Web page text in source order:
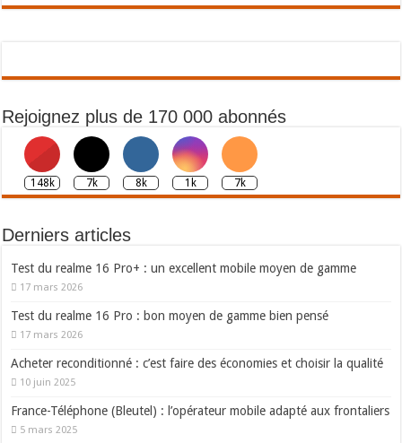
Rejoignez plus de 170 000 abonnés
148k 7k 8k 1k 7k
Derniers articles
Test du realme 16 Pro+ : un excellent mobile moyen de gamme
17 mars 2026
Test du realme 16 Pro : bon moyen de gamme bien pensé
17 mars 2026
Acheter reconditionné : c’est faire des économies et choisir la qualité
10 juin 2025
France-Téléphone (Bleutel) : l’opérateur mobile adapté aux frontaliers
5 mars 2025